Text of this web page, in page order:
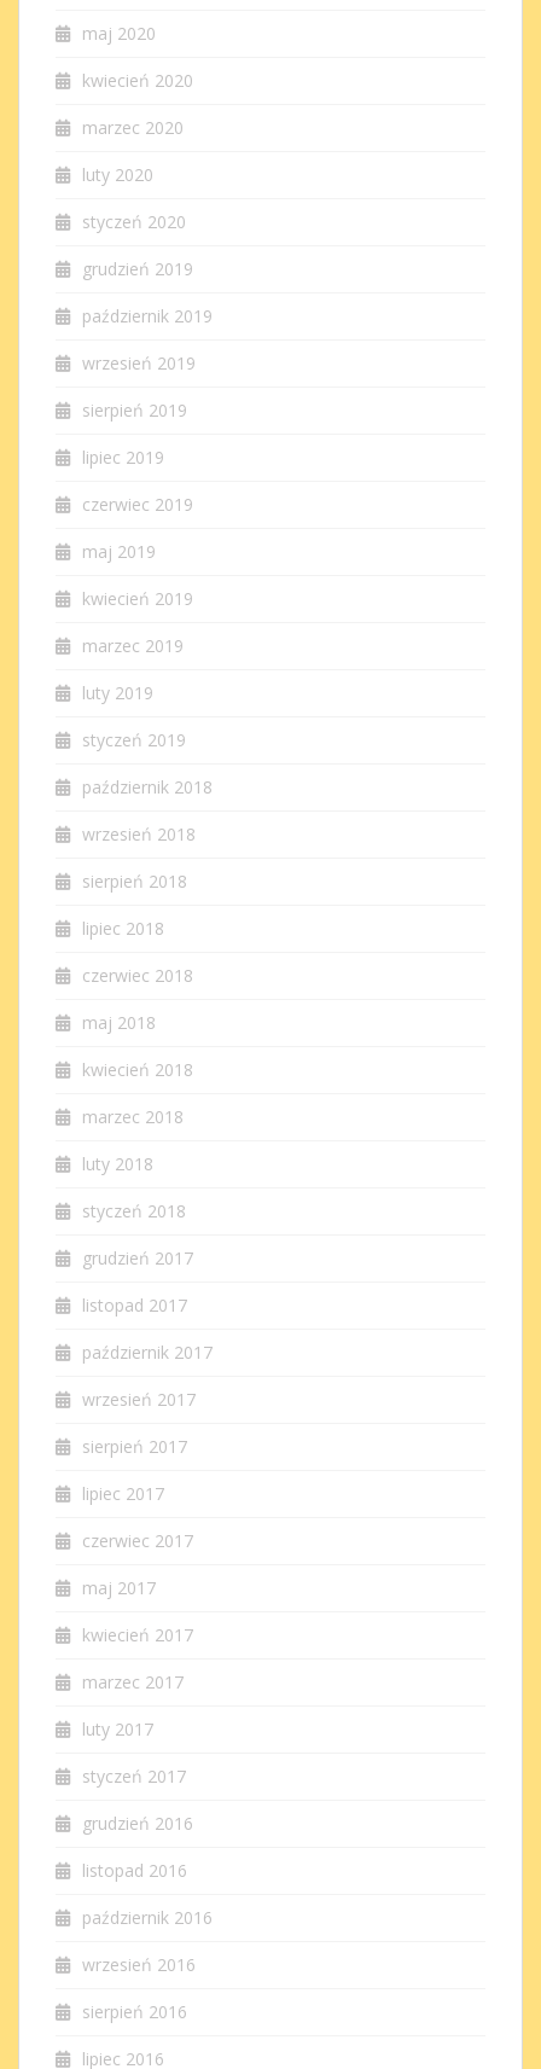
maj 2020
kwiecień 2020
marzec 2020
luty 2020
styczeń 2020
grudzień 2019
październik 2019
wrzesień 2019
sierpień 2019
lipiec 2019
czerwiec 2019
maj 2019
kwiecień 2019
marzec 2019
luty 2019
styczeń 2019
październik 2018
wrzesień 2018
sierpień 2018
lipiec 2018
czerwiec 2018
maj 2018
kwiecień 2018
marzec 2018
luty 2018
styczeń 2018
grudzień 2017
listopad 2017
październik 2017
wrzesień 2017
sierpień 2017
lipiec 2017
czerwiec 2017
maj 2017
kwiecień 2017
marzec 2017
luty 2017
styczeń 2017
grudzień 2016
listopad 2016
październik 2016
wrzesień 2016
sierpień 2016
lipiec 2016